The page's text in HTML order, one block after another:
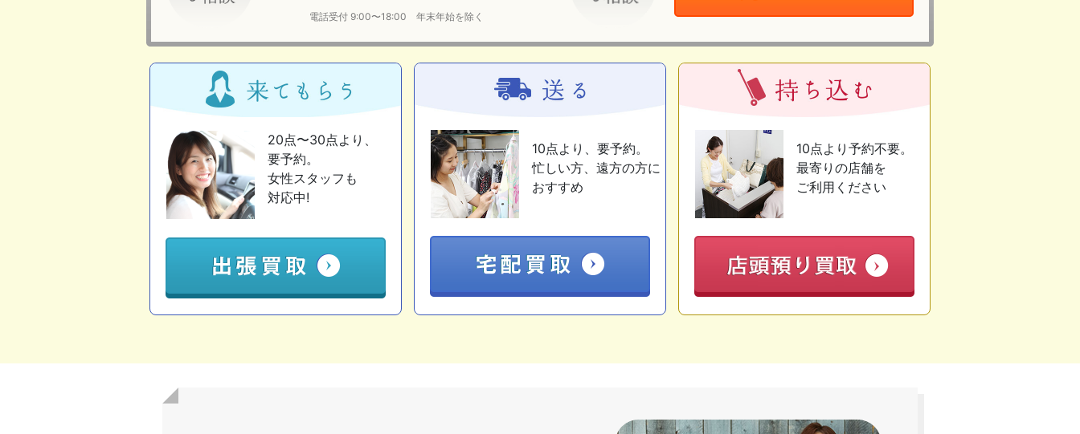
電話受付 9:00〜18:00 年末年始を除く
20点〜30点より、
要予約。
女性スタッフも
対応中!
10点より、要予約。
忙しい方、遠方の方に
おすすめ
10点より予約不要。
最寄りの店舗を
ご利用ください